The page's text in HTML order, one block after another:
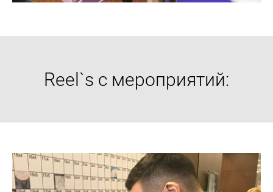
Reel`s с мероприятий: